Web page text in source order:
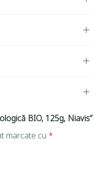
BIO, 125g, Niavis”
marcate cu *